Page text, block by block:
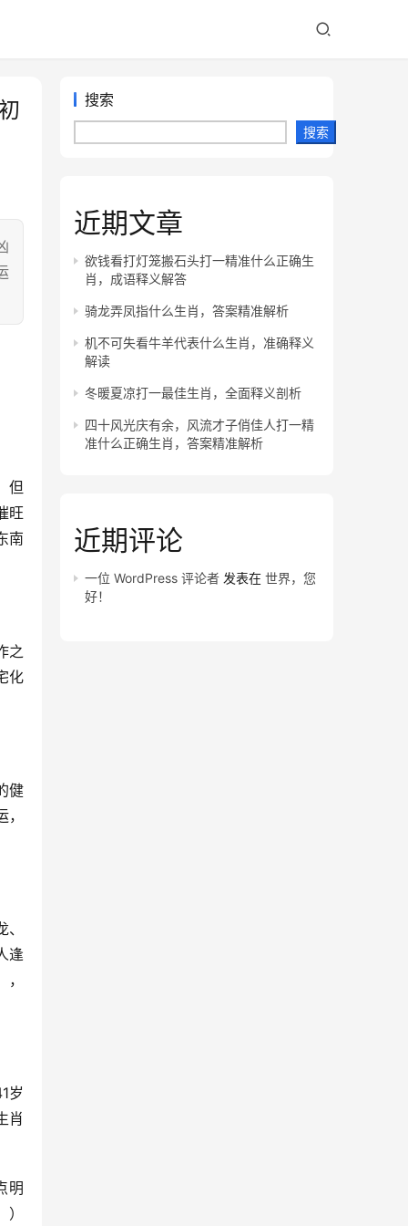
但
旺
南
之
化
健
逢
岁
肖
明
搜索
搜索
近期文章
欲钱看打灯笼搬石头打一精准什么正确生
肖，成语释义解答
骑龙弄凤指什么生肖，答案精准解析
机不可失看牛羊代表什么生肖，准确释义
解读
冬暖夏凉打一最佳生肖，全面释义剖析
四十风光庆有余，风流才子俏佳人打一精
准什么正确生肖，答案精准解析
近期评论
一位 WordPress 评论者 发表在 世界，您
好！